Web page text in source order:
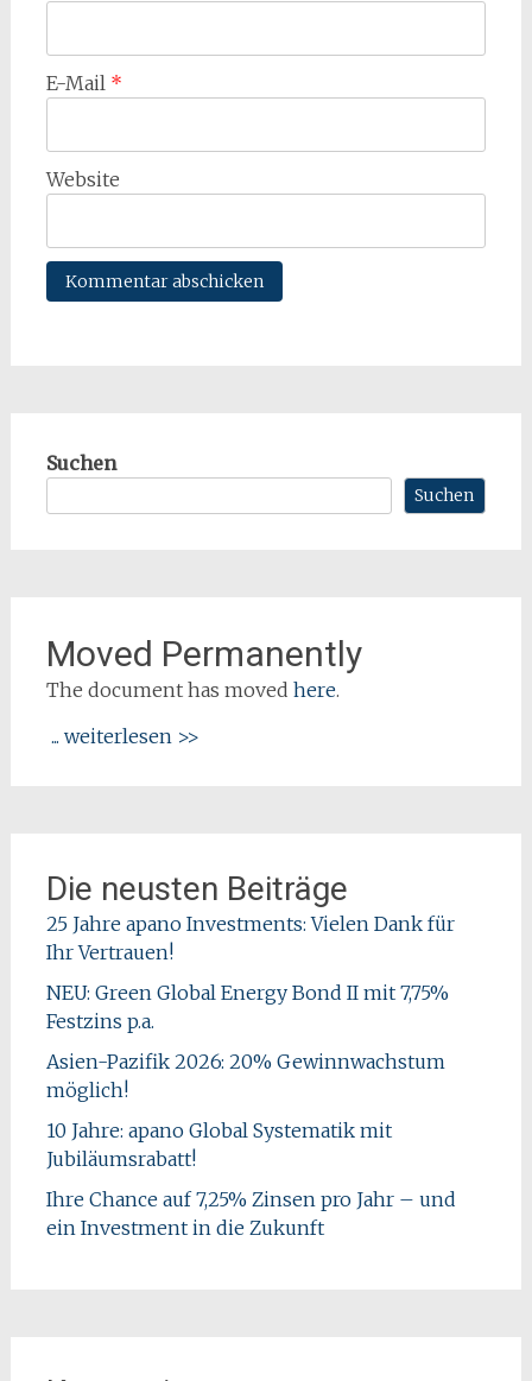
E-Mail *
Website
Suchen
Suchen
Moved Permanently
The document has moved here.
... weiterlesen >>
Die neusten Beiträge
25 Jahre apano Investments: Vielen Dank für
Ihr Vertrauen!
NEU: Green Global Energy Bond II mit 7,75%
Festzins p.a.
Asien-Pazifik 2026: 20% Gewinnwachstum
möglich!
10 Jahre: apano Global Systematik mit
Jubiläumsrabatt!
Ihre Chance auf 7,25% Zinsen pro Jahr – und
ein Investment in die Zukunft